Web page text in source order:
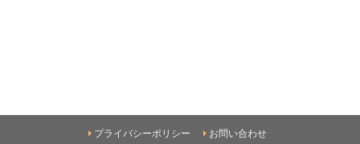
プライバシーポリシー お問い合わせ